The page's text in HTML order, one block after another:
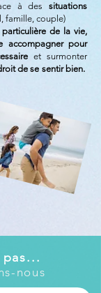
à des situations
famille, couple)
particulière de la vie,
accompagner pour
et surmonter
de se sentir bien.
nous